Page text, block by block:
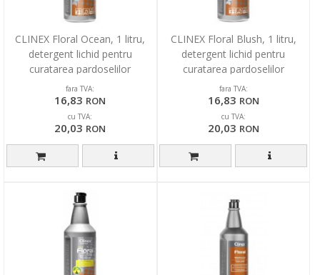
CLINEX Floral Ocean, 1 litru,
detergent lichid pentru
curatarea pardoselilor
fara TVA:
16,83 RON
cu TVA:
20,03 RON
CLINEX Floral Blush, 1 litru,
detergent lichid pentru
curatarea pardoselilor
fara TVA:
16,83 RON
cu TVA:
20,03 RON